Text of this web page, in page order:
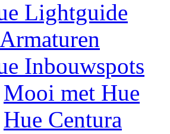
Lightguide
Inbouwspots
Mooi met Hue
Hue Centura